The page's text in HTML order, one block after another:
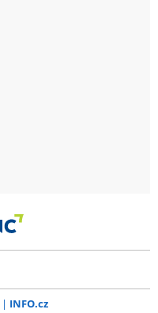
INFO.cz